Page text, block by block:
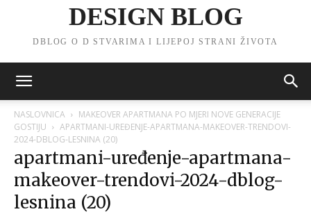
DESIGN BLOG
DBLOG O D STVARIMA I LIJEPOJ STRANI ŽIVOTA
NASLOVNICA
MAKEOVER APARTMANA PO MJERI NOVE GENERACIJE
GOSTIJU
APARTMANI-UREĐENJE-APARTMANA-MAKEOVER-TRENDOVI-
2024-DBLOG-LESNINA (20)
apartmani-uređenje-apartmana-
makeover-trendovi-2024-dblog-
lesnina (20)